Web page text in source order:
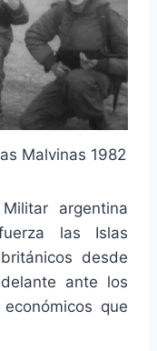
Malvinas 1982
argentina
las Islas
desde
ante los
que